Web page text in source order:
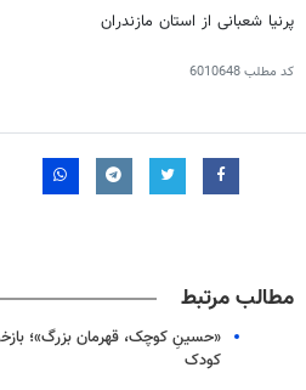
پرنیا شعبانی از استان مازندران
کد مطلب6010648
مطالب مرتبط
«حسینِ کوچک، قهرمان بزرگ»؛
کودک